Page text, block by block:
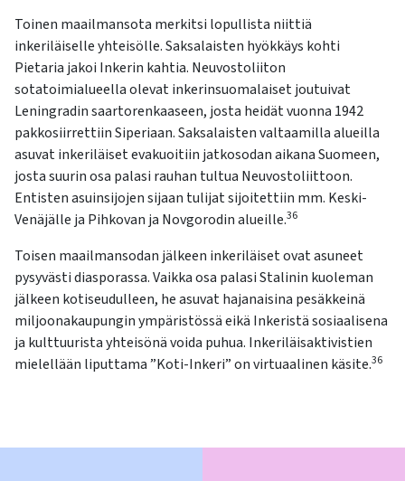
Toinen maailmansota merkitsi lopullista niittiä
inkeriläiselle yhteisölle. Saksalaisten hyökkäys kohti
Pietaria jakoi Inkerin kahtia. Neuvostoliiton
sotatoimialueella olevat inkerinsuomalaiset joutuivat
Leningradin saartorenkaaseen, josta heidät vuonna 1942
pakkosiirrettiin Siperiaan. Saksalaisten valtaamilla alueilla
asuvat inkeriläiset evakuoitiin jatkosodan aikana Suomeen,
josta suurin osa palasi rauhan tultua Neuvostoliittoon.
Entisten asuinsijojen sijaan tulijat sijoitettiin mm. Keski-
Venäjälle ja Pihkovan ja Novgorodin alueille.36
Toisen maailmansodan jälkeen inkeriläiset ovat asuneet
pysyvästi diasporassa. Vaikka osa palasi Stalinin kuoleman
jälkeen kotiseudulleen, he asuvat hajanaisina pesäkkeinä
miljoonakaupungin ympäristössä eikä Inkeristä sosiaalisena
ja kulttuurista yhteisönä voida puhua. Inkeriläisaktivistien
mielellään liputtama ”Koti-Inkeri” on virtuaalinen käsite.36